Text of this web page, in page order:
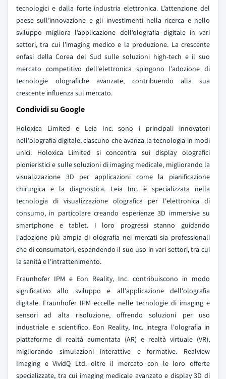
tecnologici e dalla forte industria elettronica. L’attenzione del
paese sull’innovazione e gli investimenti nella ricerca e nello
sviluppo migliora l’applicazione dell’olografia digitale in vari
settori, tra cui l’imaging medico e la produzione. La crescente
enfasi della Corea del Sud sulle soluzioni high-tech e il suo
mercato competitivo dell'elettronica spingono l'adozione di
tecnologie olografiche avanzate, contribuendo alla sua
crescente influenza sul mercato.
Condividi su Google
Holoxica Limited e Leia Inc. sono i principali innovatori
nell'olografia digitale, ciascuno che avanza la tecnologia in modi
unici. Holoxica Limited si concentra sui display olografici
pionieristici e sulle soluzioni di imaging medicale, migliorando la
visualizzazione 3D per applicazioni come la pianificazione
chirurgica e la diagnostica. Leia Inc. è specializzata nella
tecnologia di visualizzazione olografica per l'elettronica di
consumo, in particolare creando esperienze 3D immersive su
smartphone e tablet. I loro progressi stanno guidando
l'adozione più ampia di olografia nei mercati sia professionali
che di consumatori, espandendo il suo uso in vari settori, tra cui
la sanità e l'intrattenimento.
Fraunhofer IPM e Eon Reality, Inc. contribuiscono in modo
significativo allo sviluppo e all'applicazione dell'olografia
digitale. Fraunhofer IPM eccelle nelle tecnologie di imaging e
sensori ad alta risoluzione, offrendo soluzioni per uso
industriale e scientifico. Eon Reality, Inc. integra l'olografia in
piattaforme di realtà aumentata (AR) e realtà virtuale (VR),
migliorando simulazioni interattive e formative. Realview
Imaging e VividQ Ltd. oltre il mercato con le loro offerte
specializzate, tra cui imaging medicale avanzato e display 3D di